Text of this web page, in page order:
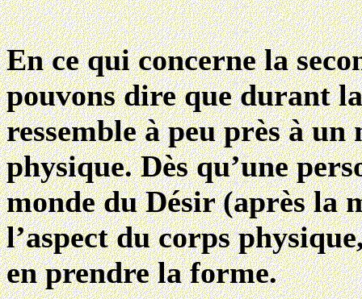
En ce qui concerne la
pouvons dire que durant
ressemble à peu près à
physique. Dès qu’une
monde du Désir (après la
l’aspect du corps
en prendre la forme.